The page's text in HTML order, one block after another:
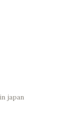
japan